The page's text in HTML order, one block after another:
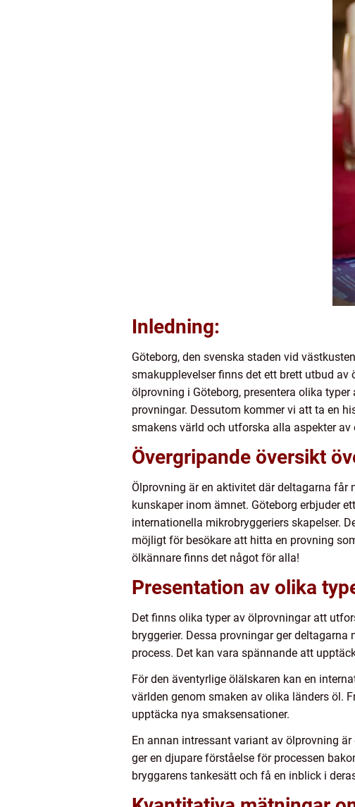
Inledning:
Göteborg, den svenska staden vid
smakupplevelser finns det ett brett utbud
ölprovning i Göteborg, presentera olika
provningar. Dessutom kommer vi att ta en
smakens värld och utforska alla aspekter av
Övergripande översikt
Ölprovning är en aktivitet där deltagarna
kunskaper inom ämnet. Göteborg erbjuder
internationella mikrobryggeriers skapelser.
möjligt för besökare att hitta en provning
ölkännare finns det något för alla!
Presentation av olika
Det finns olika typer av ölprovningar att
bryggerier. Dessa provningar ger
process. Det kan vara spännande att
För den äventyrlige ölälskaren kan en
världen genom smaken av olika länders öl.
upptäcka nya smaksensationer.
En annan intressant variant av ölprovning
ger en djupare förståelse för processen
bryggarens tankesätt och få en inblick i